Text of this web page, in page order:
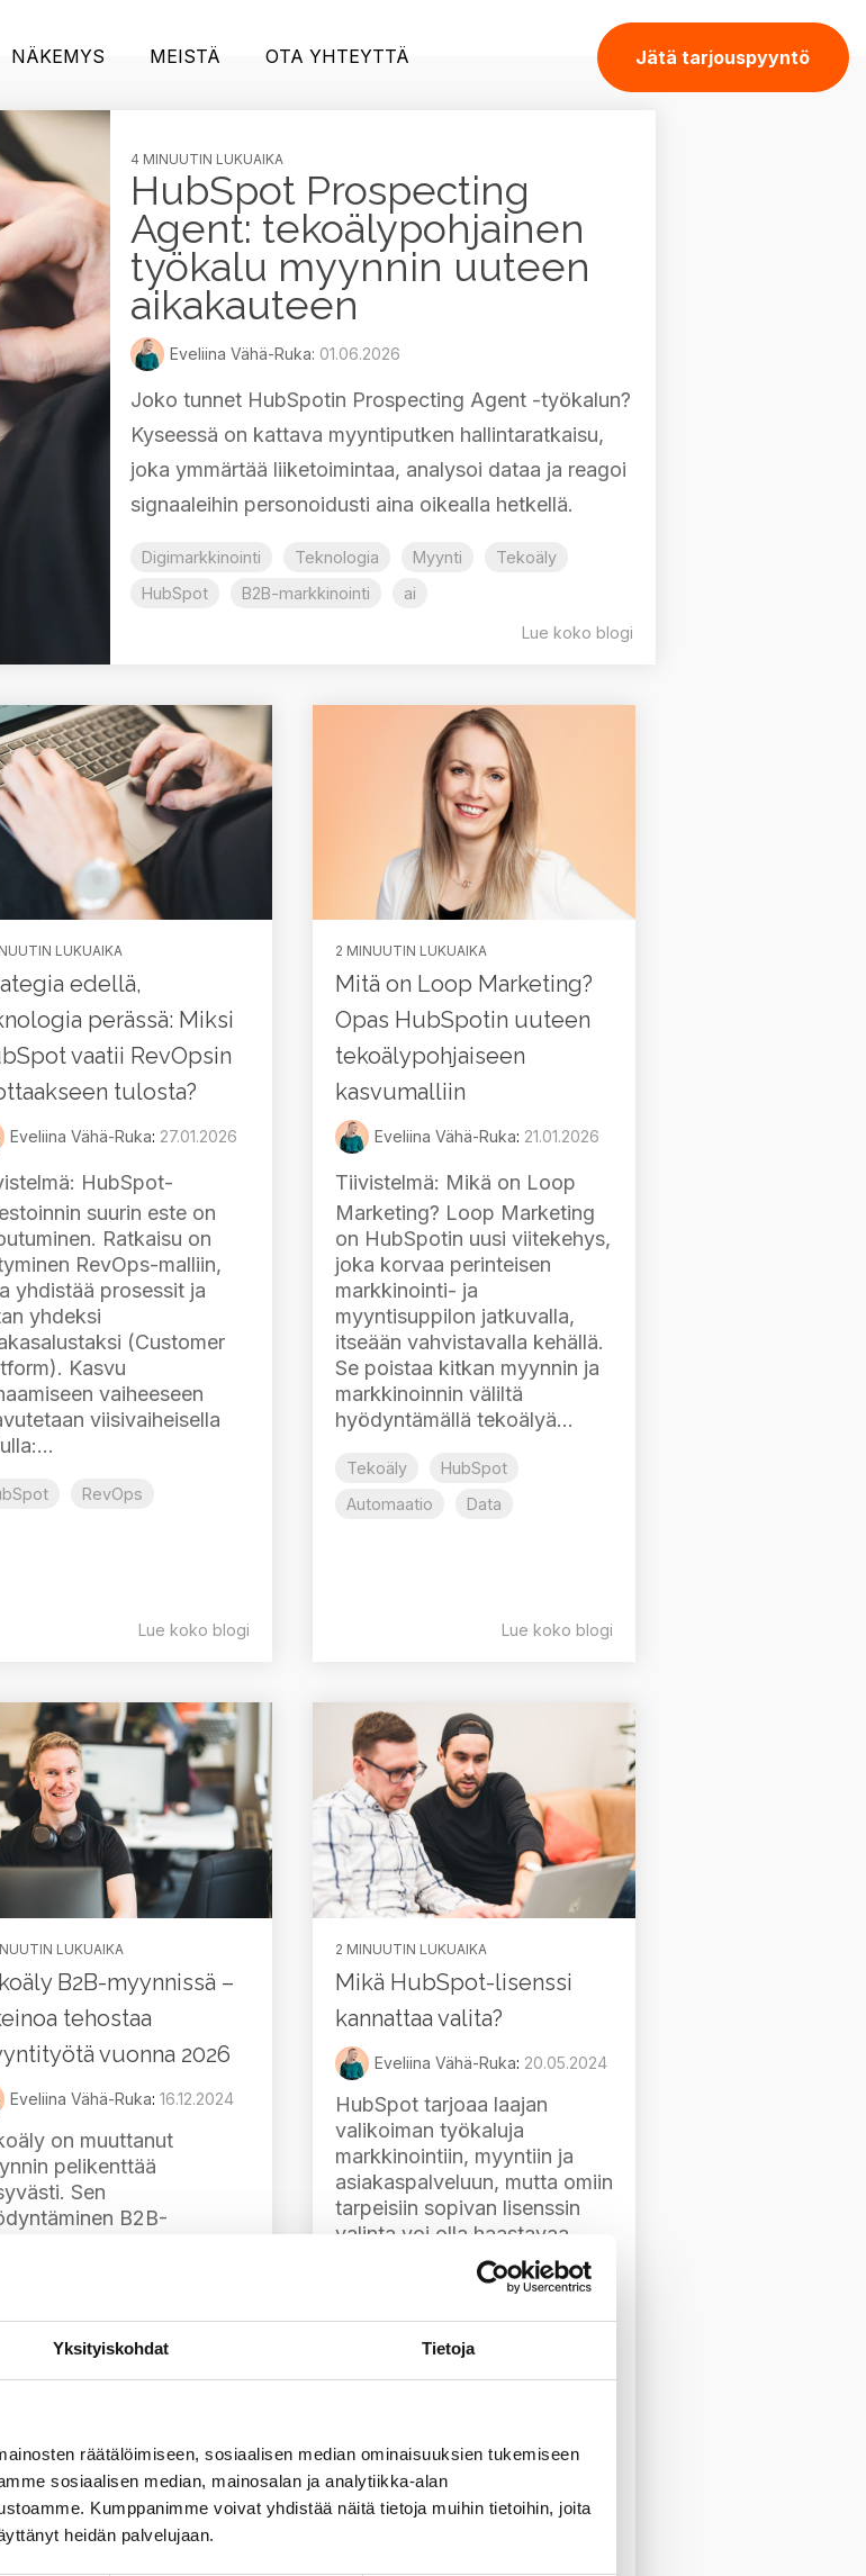
Yksityiskohdat Tietoja
räätälöimiseen, sosiaalisen median ominaisuuksien tukemiseen
sosiaalisen median, mainosalan ja analytiikka-alan
Kumppanimme voivat yhdistää näitä tietoja muihin tietoihin, joita
heidän palvelujaan.
NÄKEMYS MEISTÄ OTA YHTEYTTÄ Jätä tarjouspyyntö
4 MINUUTIN LUKUAIKA
HubSpot Prospecting
Agent: tekoälypohjainen
työkalu myynnin uuteen
aikakauteen
Eveliina Vähä-Ruka: 01.06.2026
Joko tunnet HubSpotin Prospecting Agent -työkalun?
Kyseessä on kattava myyntiputken hallintaratkaisu,
joka ymmärtää liiketoimintaa, analysoi dataa ja reagoi
signaaleihin personoidusti aina oikealla hetkellä.
Digimarkkinointi Teknologia Myynti
Tekoäly
HubSpot
B2B-markkinointi ai
Lue koko blogi
LUKUAIKA
edellä,
perässä: Miksi
vaatii RevOpsin
tulosta?
Eveliina Vähä-Ruka: 27.01.2026
HubSpot-
suurin este on
Ratkaisu on
RevOps-malliin,
yhdistää prosessit ja
yhdeksi
(Customer
Kasvu
vaiheeseen
viisivaiheisella
RevOps
Lue koko blogi
2 MINUUTIN LUKUAIKA
Mitä on Loop Marketing?
Opas HubSpotin uuteen
tekoälypohjaiseen
kasvumalliin
Eveliina Vähä-Ruka: 21.01.2026
Tiivistelmä: Mikä on Loop
Marketing? Loop Marketing
on HubSpotin uusi viitekehys,
joka korvaa perinteisen
markkinointi- ja
myyntisuppilon jatkuvalla,
itseään vahvistavalla kehällä.
Se poistaa kitkan myynnin ja
markkinoinnin väliltä
hyödyntämällä tekoälyä...
Tekoäly
HubSpot
Automaatio
Data
Lue koko blogi
LUKUAIKA
B2B-myynnissä –
tehostaa
vuonna 2026
Eveliina Vähä-Ruka:16.12.2024
on muuttanut
pelikenttää
Sen
B2B-
Tekoäly tarjoaa
Myynti
2 MINUUTIN LUKUAIKA
Mikä HubSpot-lisenssi
kannattaa valita?
Eveliina Vähä-Ruka: 20.05.2024
HubSpot tarjoaa laajan
valikoiman työkaluja
markkinointiin, myyntiin ja
asiakaspalveluun, mutta omiin
tarpeisiin sopivan lisenssin
valinta voi olla haastavaa.
Tässä artikkelissa käymme
läpi eri lisenssivaihtoehtoja ja
erilaisiin...
Digimarkkinointi HubSpot